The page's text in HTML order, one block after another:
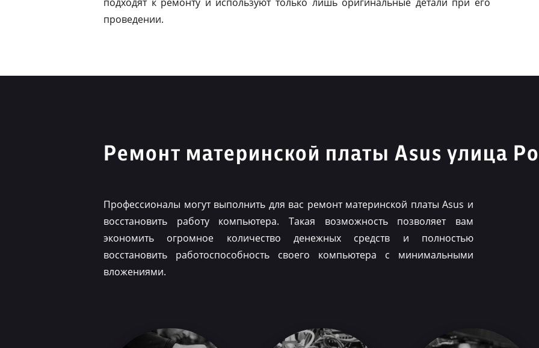
проведении.
Ремонт материнской платы Asus улица
Профессионалы могут выполнить для вас ремонт материнской платы Asus и
восстановить работу компьютера. Такая возможность позволяет вам
экономить огромное количество денежных средств и полностью
восстановить работоспособность своего компьютера с минимальными
вложениями.